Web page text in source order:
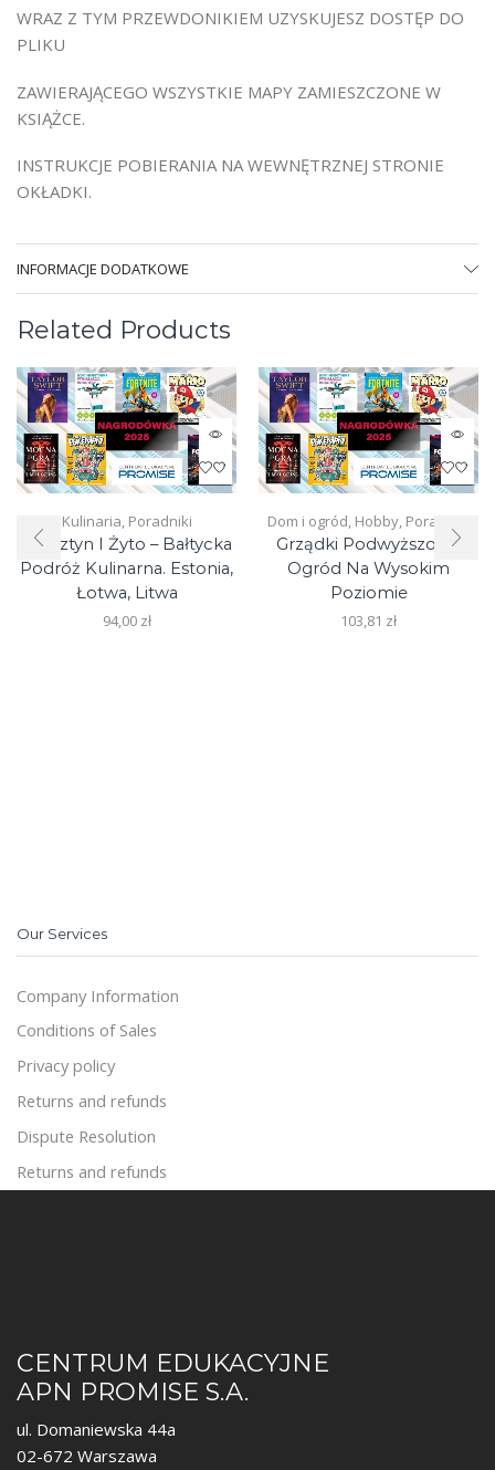
WRAZ Z TYM PRZEWDONIKIEM UZYSKUJESZ DOSTĘP DO
PLIKU
ZAWIERAJĄCEGO WSZYSTKIE MAPY ZAMIESZCZONE W
KSIĄŻCE.
INSTRUKCJE POBIERANIA NA WEWNĘTRZNEJ STRONIE
OKŁADKI.
INFORMACJE DODATKOWE
Related Products
Kulinaria, Poradniki
Bursztyn I Żyto – Bałtycka
Podróż Kulinarna. Estonia,
Łotwa, Litwa
94,00 zł
Dom i ogród, Hobby, Poradniki
Grządki Podwyższone.
Ogród Na Wysokim
Poziomie
103,81 zł
Our Services
Company Information
Conditions of Sales
Privacy policy
Returns and refunds
Dispute Resolution
Returns and refunds
CENTRUM EDUKACYJNE
APN PROMISE S.A.
ul. Domaniewska 44a
02-672 Warszawa